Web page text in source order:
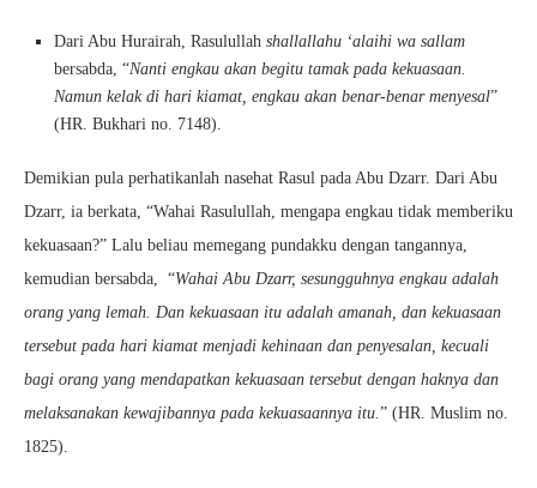
Dari Abu Hurairah, Rasulullah shallallahu ‘alaihi wa sallam
bersabda, “Nanti engkau akan begitu tamak pada kekuasaan.
Namun kelak di hari kiamat, engkau akan benar-benar menyesal”
(HR. Bukhari no. 7148).
Demikian pula perhatikanlah nasehat Rasul pada Abu Dzarr. Dari Abu
Dzarr, ia berkata, “Wahai Rasulullah, mengapa engkau tidak memberiku
kekuasaan?” Lalu beliau memegang pundakku dengan tangannya,
kemudian bersabda, “Wahai Abu Dzarr, sesungguhnya engkau adalah
orang yang lemah. Dan kekuasaan itu adalah amanah, dan kekuasaan
tersebut pada hari kiamat menjadi kehinaan dan penyesalan, kecuali
bagi orang yang mendapatkan kekuasaan tersebut dengan haknya dan
melaksanakan kewajibannya pada kekuasaannya itu.” (HR. Muslim no.
1825).